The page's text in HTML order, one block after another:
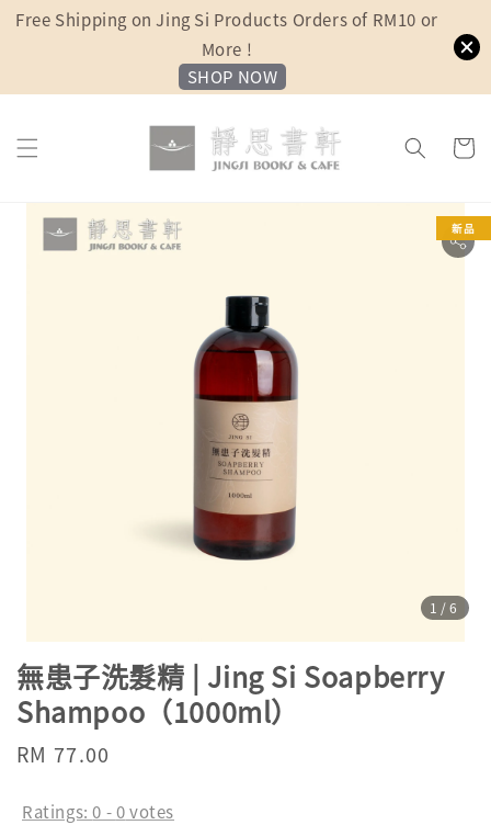
Free Shipping on Jing Si Products Orders of RM10 or
More !
SHOP NOW
1 /6
新品
無患子洗髮精 | Jing Si Soapberry
Shampoo（1000ml）
Regular
RM 77.00
Ratings:0 -0votes